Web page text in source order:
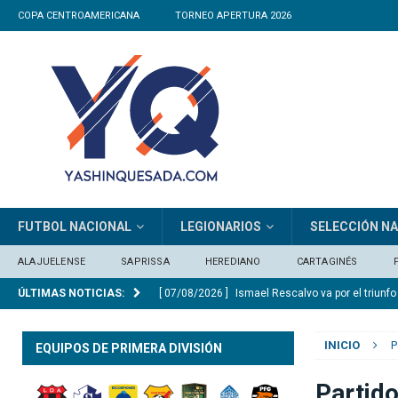
COPA CENTROAMERICANA TORNEO APERTURA 2026
FUTBOL NACIONAL LEGIONARIOS SELECCIÓN
ALAJUELENSE SAPRISSA HEREDIANO CARTAGINÉS
ÚLTIMAS NOTICIAS: [ 07/08/2026 ] Ismael Rescalvo va por el
[ 06/08/2026 ] Osael Maroto sobre la ausencia
[ 06/08/2026 ] José Giacone: «El panorama
[ 06/08/2026 ] El Real Madrid anuncia el
INICIO
EQUIPOS DE PRIMERA DIVISIÓN